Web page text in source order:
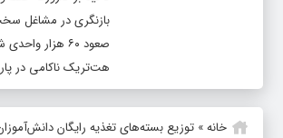
بازنگری در مشاغل
صعود ۶۰ هزار واحدی شاخص بورس
هت‌تریک ناکامی در
خانه» توزیع بسته‌های تغذیه رایگان دانش‌آموزان هفته‌ای ۲